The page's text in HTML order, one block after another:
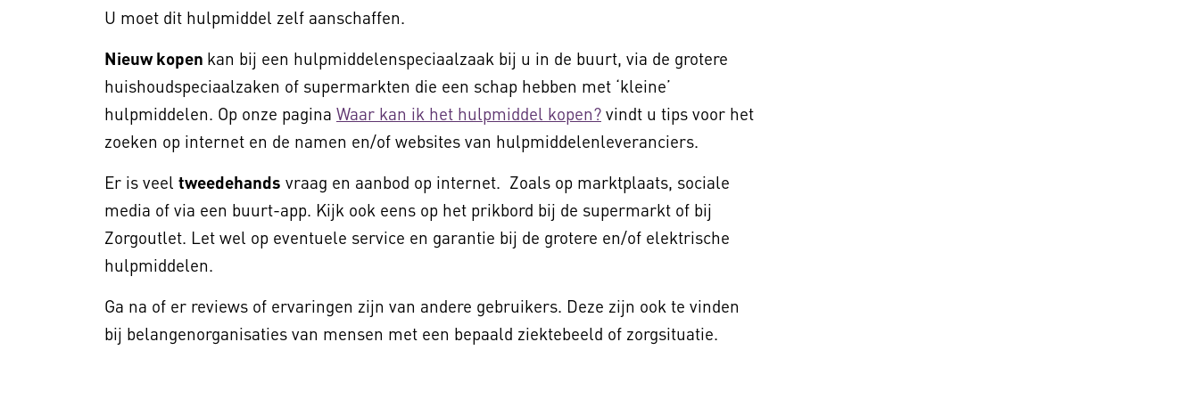
U moet dit hulpmiddel zelf aanschaffen.
Nieuw kopen kan bij een hulpmiddelenspeciaalzaak bij u in de buurt, via de grotere
huishoudspeciaalzaken of supermarkten die een schap hebben met ‘kleine’
hulpmiddelen. Op onze pagina Waar kan ik het hulpmiddel kopen? vindt u tips voor het
zoeken op internet en de namen en/of websites van hulpmiddelenleveranciers.
Er is veel tweedehands vraag en aanbod op internet. Zoals op marktplaats, sociale
media of via een buurt-app. Kijk ook eens op het prikbord bij de supermarkt of bij
Zorgoutlet. Let wel op eventuele service en garantie bij de grotere en/of elektrische
hulpmiddelen.
Ga na of er reviews of ervaringen zijn van andere gebruikers. Deze zijn ook te vinden
bij belangenorganisaties van mensen met een bepaald ziektebeeld of zorgsituatie.